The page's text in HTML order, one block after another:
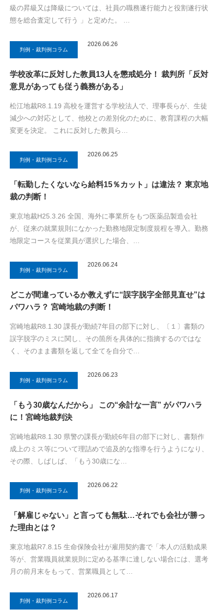
級の昇級又は降級については、社員の職務遂行能力と役割遂行状
態を総合査定して行う 」と定めた。 …
判例・裁判例コラム
2026.06.26
学校改革に反対した教員13人を懲戒処分！ 裁判所「反対
意見があっても従う義務がある」
松江地裁R8.1.19 高校を運営する学校法人で、理事長らが、生徒
減少への対応として、他校との差別化のために、教育課程の大幅
変更を決定。 これに反対した教員ら…
判例・裁判例コラム
2026.06.25
「転勤したくないなら給料15％カット」は違法？ 東京地
裁の判断！
東京地裁H25.3.26 全国、海外に事業所をもつ医薬品製造会社
が、従来の就業規則になかった勤務地限定制度規程を導入。勤務
地限定コースを従業員が選択した場合、…
判例・裁判例コラム
2026.06.24
どこが間違っているか教えずに“誤字脱字全部見直せ”は
パワハラ？ 宮崎地裁の判断！
宮崎地裁R8.1.30 課長が勤続7年目の部下に対し、〔１〕書類の
誤字脱字のミスに関し、その箇所を具体的に指摘するのではな
く、そのまま書類を返して全てを自分で…
判例・裁判例コラム
2026.06.23
「もう30歳なんだから」 この“余計な一言” がパワハラ
に！宮崎地裁判決
宮崎地裁R8.1.30 県警の課長が勤続6年目の部下に対し、書類作
成上のミス等について理詰めで追及的な指導を行うようになり、
その際、しばしば、「もう30歳にな…
判例・裁判例コラム
2026.06.22
「解雇じゃない」と言っても無駄…それでも会社が勝っ
た理由とは？
東京地裁R7.8.15 生命保険会社が雇用契約書で「本人の活動成果
等が、営業職員就業規則に定める基準に達しない場合には、選考
月の前月末をもって、営業職員として…
判例・裁判例コラム
2026.06.17